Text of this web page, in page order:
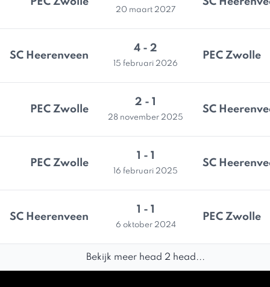
20 maart 2027
SC Heerenveen
4 - 2
15 februari 2026
PEC Zwolle
PEC Zwolle
2 - 1
28 november 2025
SC
PEC Zwolle
1 - 1
16 februari 2025
SC
SC Heerenveen
1 - 1
6 oktober 2024
PEC Zwolle
Bekijk meer head 2 head...